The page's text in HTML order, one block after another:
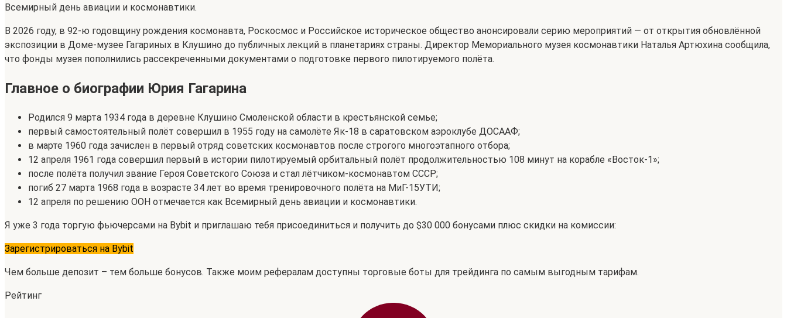
Всемирный день авиации и космонавтики.
В 2026 году, в 92-ю годовщину рождения космонавта, Роскосмос и Российское историческое общество анонсировали серию мероприятий — от открытия обновлённой
экспозиции в Доме-музее Гагариных в Клушино до публичных лекций в планетариях страны. Директор Мемориального музея космонавтики Наталья Артюхина сообщила,
что фонды музея пополнились рассекреченными документами о подготовке первого пилотируемого полёта.
Главное о биографии Юрия Гагарина
Родился 9 марта 1934 года в деревне Клушино Смоленской области в крестьянской семье;
первый самостоятельный полёт совершил в 1955 году на самолёте Як-18 в саратовском аэроклубе ДОСААФ;
в марте 1960 года зачислен в первый отряд советских космонавтов после строгого многоэтапного отбора;
12 апреля 1961 года совершил первый в истории пилотируемый орбитальный полёт продолжительностью 108 минут на корабле «Восток-1»;
после полёта получил звание Героя Советского Союза и стал лётчиком-космонавтом СССР;
погиб 27 марта 1968 года в возрасте 34 лет во время тренировочного полёта на МиГ-15УТИ;
12 апреля по решению ООН отмечается как Всемирный день авиации и космонавтики.
Я уже 3 года торгую фьючерсами на Bybit и приглашаю тебя присоединиться и получить до $30 000 бонусами плюс скидки на комиссии:
Зарегистрироваться на Bybit
Чем больше депозит – тем больше бонусов. Также моим рефералам доступны торговые боты для трейдинга по самым выгодным тарифам.
Рейтинг